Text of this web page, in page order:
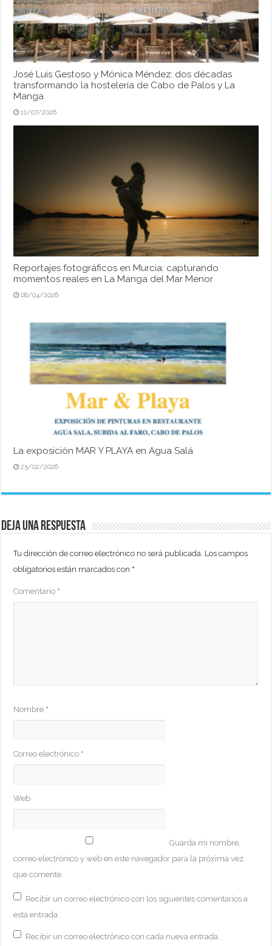
José Luis Gestoso y Mónica Méndez: dos décadas
transformando la hostelería de Cabo de Palos y La
Manga
11/07/2026
Reportajes fotográficos en Murcia: capturando
momentos reales en La Manga del Mar Menor
08/04/2026
La exposición MAR Y PLAYA en Agua Salá
25/02/2026
Deja una respuesta
Tu dirección de correo electrónico no será publicada. Los campos
obligatorios están marcados con *
Comentario *
Nombre *
Correo electrónico *
Web
Guarda mi nombre,
correo electrónico y web en este navegador para la próxima vez
que comente.
Recibir un correo electrónico con los siguientes comentarios a
esta entrada.
Recibir un correo electrónico con cada nueva entrada.